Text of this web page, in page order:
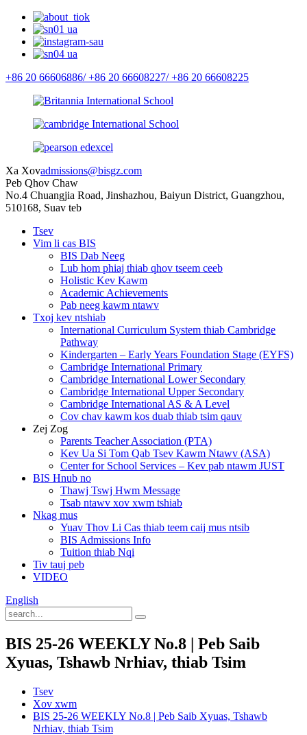
+86 20 66606886/ +86 20 66608227/ +86 20 66608225
Xa Xovadmissions@bisgz.com
Peb Qhov Chaw
No.4 Chuangjia Road, Jinshazhou, Baiyun District, Guangzhou,
510168, Suav teb
Tsev
Vim li cas BIS
BIS Dab Neeg
Lub hom phiaj thiab qhov tseem ceeb
Holistic Kev Kawm
Academic Achievements
Pab neeg kawm ntawv
Txoj kev ntshiab
International Curriculum System thiab Cambridge
Pathway
Kindergarten – Early Years Foundation Stage (EYFS)
Cambridge International Primary
Cambridge International Lower Secondary
Cambridge International Upper Secondary
Cambridge International AS & A Level
Cov chav kawm kos duab thiab tsim qauv
Zej Zog
Parents Teacher Association (PTA)
Kev Ua Si Tom Qab Tsev Kawm Ntawv (ASA)
Center for School Services – Kev pab ntawm JUST
BIS Hnub no
Thawj Tswj Hwm Message
Tsab ntawv xov xwm tshiab
Nkag mus
Yuav Thov Li Cas thiab teem caij mus ntsib
BIS Admissions Info
Tuition thiab Nqi
Tiv tauj peb
VIDEO
English
BIS 25-26 WEEKLY No.8 | Peb Saib
Xyuas, Tshawb Nrhiav, thiab Tsim
Tsev
Xov xwm
BIS 25-26 WEEKLY No.8 | Peb Saib Xyuas, Tshawb
Nrhiav, thiab Tsim